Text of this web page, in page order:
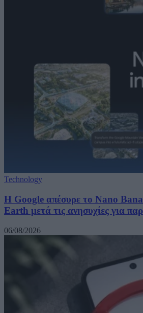
Technology
Η Google απέσυρε το Nano
Earth μετά τις ανησυχίες για
06/08/2026